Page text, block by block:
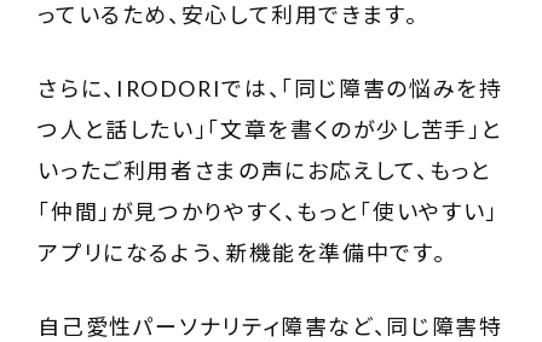
っているため、安心して利用できます。
さらに、 IRODORIでは、「同じ障害の悩みを持
つ人と話したい」「文章を書くのが少し苦手」と
いったご利用者さまの声にお応えして、もっと
「仲間」が見つかりやすく、もっと「使いやすい」
アプリになるよう、新機能を準備中です。
自己愛性パーソナリティ障害など、同じ障害特